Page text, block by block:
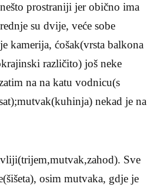
prostraniji jer obično ima
su dvije, veće sobe
kamerija, ćošak(vrsta balkona
različito) još neke
na na katu vodnicu(s
nekad je na
Sve
osim mutvaka, gdje je